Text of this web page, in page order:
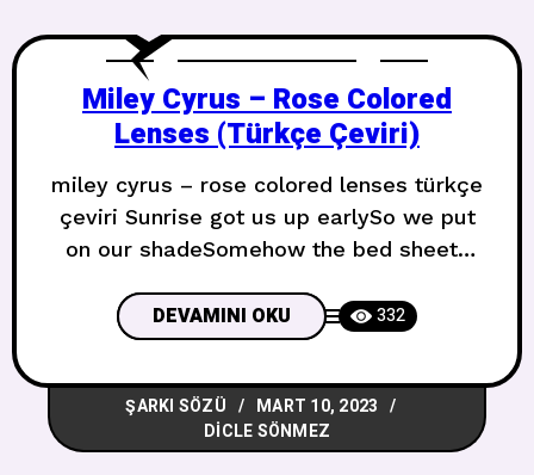
Miley Cyrus – Rose Colored
Lenses (Türkçe Çeviri)
miley cyrus – rose colored lenses türkçe
çeviri Sunrise got us up earlySo we put
on our shadeSomehow the bed sheets
doğumu bizi erken kaldırdıBu yüzden
gölgemizi koydukHer nasılsa çarşaflar
kirlendiYapışkan tatlı limonata gibi Never
wanna leave this roomDaydream, déjà
vuIf I had control over you Bu odadan
DEVAMINI OKU 332
ŞARKI SÖZÜ
MART 10, 2023
DICLE SÖNMEZ